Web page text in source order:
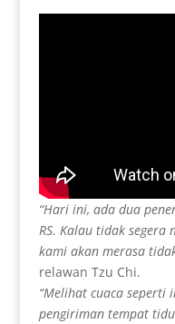
“Hari ini, ada dua
RS. Kalau tidak
kami akan merasa
relawan Tzu Chi.
“Melihat cuaca seperti
pengiriman tempat